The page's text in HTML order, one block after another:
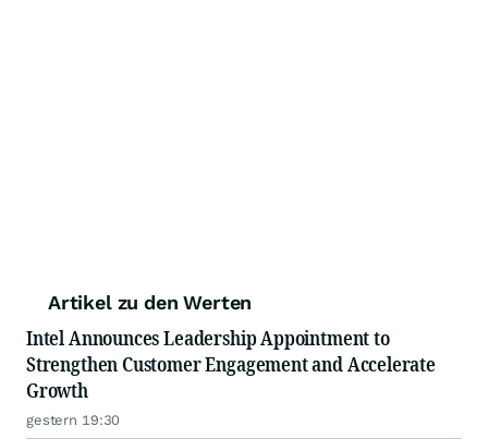
Artikel zu den Werten
Intel Announces Leadership Appointment to
Strengthen Customer Engagement and Accelerate
Growth
gestern 19:30